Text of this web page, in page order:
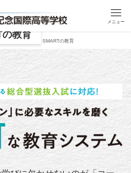
メニュー
ャンパス CLARK SMARTの教育
教育